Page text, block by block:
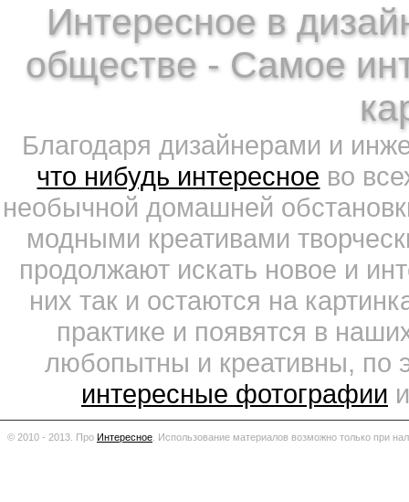
Интересное в
обществе - Самое
Благодаря дизайнерами и
что нибудь интересное во
необычной домашней
модными креативами
продолжают искать новое и
них так и остаются на
практике и появятся в
любопытны и креативны, по
интересные фотографии
© 2010 - 2013. Про Интересное Использование материалов возможно только при